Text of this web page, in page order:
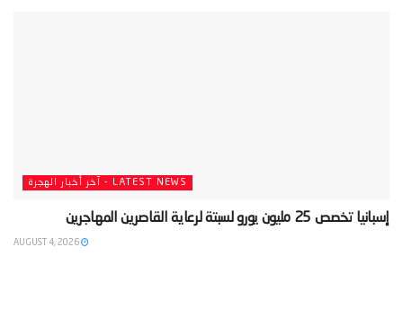
LATEST NEWS - آخر أخبار الهجرة
‫إسبانيا تخصص 25 مليون يورو لسبتة لرعاية القاصرين المهاجرين‬